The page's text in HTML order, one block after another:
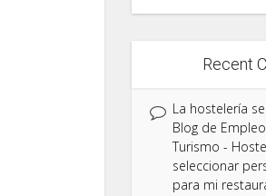
Recent
La hostelería
Blog de
Turismo -
seleccionar
para mi